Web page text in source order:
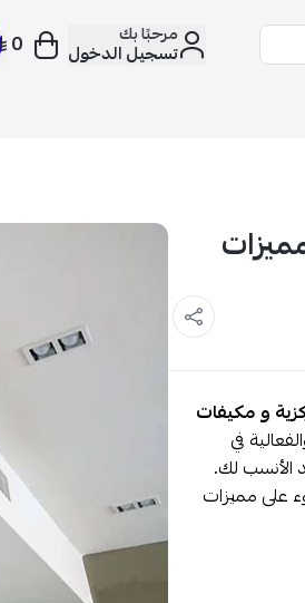
مرحبًا بك
تسجيل الدخول 0
و مكيفات
في
الأنسب لك.
على مميزات